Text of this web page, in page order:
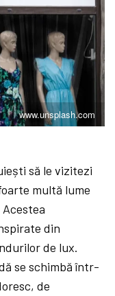
www.unsplash.com
să le vizitezi
multă lume
Acestea
din
de lux.
se schimbă într-
de